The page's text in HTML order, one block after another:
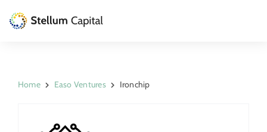
Private Equity
Venture Capital
Home Easo Ventures Ironchip